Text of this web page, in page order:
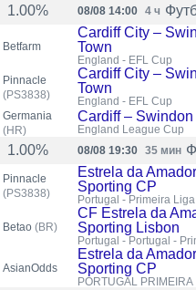
1.00% 08/08 14:00 4 ч
Betfarm
Cardiff City –
Town
England - EFL Cup
Pinnacle
(PS3838)
Cardiff City –
Town
England - EFL Cup
Germania
(HR)
Cardiff – Swindon
England League Cup
1.00%
08/08 19:30 35 мин
Pinnacle
(PS3838)
Estrela da
Sporting CP
Portugal - Primeira Liga
Betao (BR)
CF Estrela da
Sporting Lisbon
Portugal - Portugal -
Liga
AsianOdds
Estrela da
Sporting CP
PORTUGAL PRIMEIRA